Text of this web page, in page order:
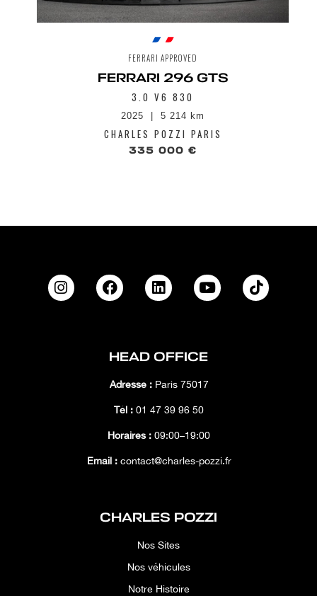
FERRARI APPROVED
FERRARI 296 GTS
3.0 V6 830
2025 5 214 km
CHARLES POZZI PARIS
335 000 €
HEAD OFFICE
Adresse :Paris 75017
Tél : 01 47 39 96 50
Horaires : 09:00–19:00
Email :contact@charles-pozzi.fr
CHARLES POZZI
Nos Sites
Nos véhicules
Notre Histoire